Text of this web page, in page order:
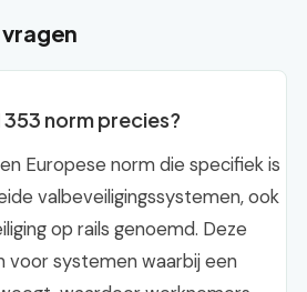
353 norm precies?
Europese norm die specifiek is
valbeveiligingssystemen, ook
op rails genoemd. Deze
voor systemen waarbij een